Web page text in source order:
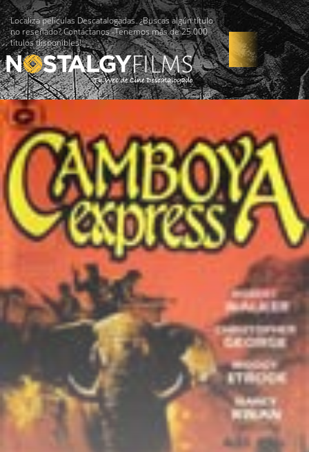
Localiza películas Descatalogadas. ¿Buscas algún título
no reseñado? Contáctanos -Tenemos más de 25.000
títulos disponibles!